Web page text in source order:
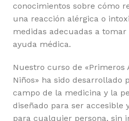
conocimientos sobre cómo
una reacción alérgica o
medidas adecuadas a
ayuda médica.
Nuestro curso de «Primeros
Niños» ha sido desarrollado
campo de la medicina y la
diseñado para ser accesible
para cualquier persona, sin